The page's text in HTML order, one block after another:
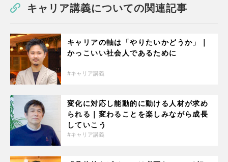
キャリア講義についての関連記事
キャリアの軸は「やりたいかどうか」｜
かっこいい社会人であるために
キャリア講義
変化に対応し能動的に動ける人材が求め
られる｜変わることを楽しみながら成長
していこう
キャリア講義